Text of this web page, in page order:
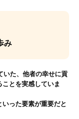
み
いた、他者の幸せに貢
とを実感していま
った要素が重要だと